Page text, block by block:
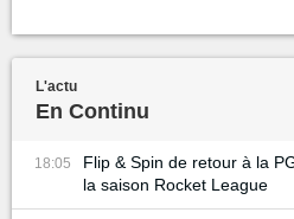
L'actu
En Continu
18:05
Flip & Spin de retour à la
la saison Rocket League